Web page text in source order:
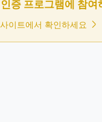
증 프로그램에 참
이트에서 확인하세요